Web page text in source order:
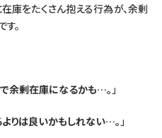
庫をたくさん抱える行為が、余剰
。
余剰在庫になるかも…。 」
りは良いかもしれない…。 」